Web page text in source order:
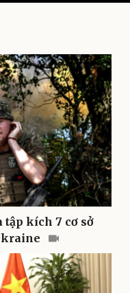
trường
vàng
dùng
giá
khoán
tập kích 7 cơ sở